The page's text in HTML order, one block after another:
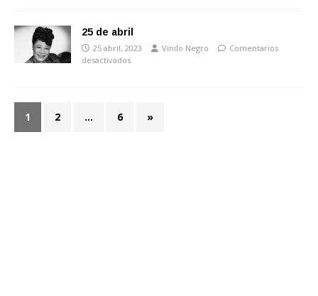
25 de abril
25 abril, 2023 Vinilo Negro
Comentarios
desactivados
1 2 … 6 »